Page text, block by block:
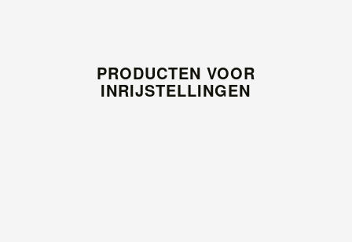
PRODUCTEN VOOR
INRIJSTELLINGEN